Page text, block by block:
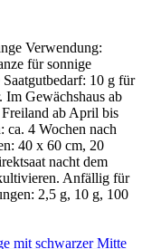
Verwendung:
für sonnige
10 g für
Im Gewächshaus ab
ab April bis
ca. 4 Wochen nach
40 x 60 cm, 20
nacht dem
Anfällig für
2,5 g, 10 g, 100